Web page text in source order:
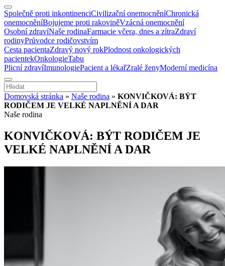
Společně proti inkontinenciCivilizační onemocněníChronická
onemocněníBojujeme proti rakoviněVzácná onemocnění
Osobní zdravíNaše rodinaFarmacie včera, dnes a zítraZdraví
rodinyPrůvodce rodičovstvím
Cesta pacientaZdravý nový rokPlodnost onkologických
pacientekOnkologieTabu
Plicní zdravíImunologiePacient a lékařZralé ženyModerní medicína
Domovská stránka » Naše rodina » KONVIČKOVÁ: BÝT
RODIČEM JE VELKÉ NAPLNĚNÍ A DAR
Naše rodina
KONVIČKOVÁ: BÝT RODIČEM JE
VELKÉ NAPLNĚNÍ A DAR